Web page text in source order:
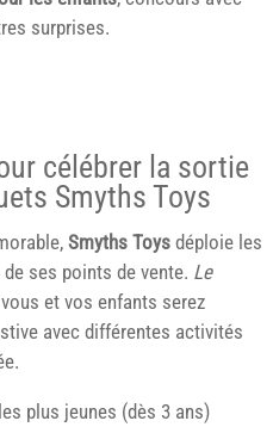
surprises.
célébrer la sortie
Smyths Toys
Smyths Toys déploie les
ses points de vente. Le
et vos enfants serez
avec différentes activités
plus jeunes (dès 3 ans)